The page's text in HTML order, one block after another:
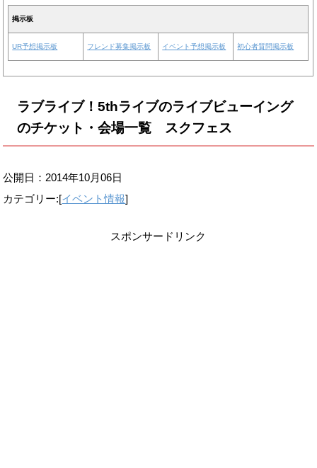
掲示板
UR予想掲示板 フレンド募集掲示板 イベント予想掲示板 初心者質問掲示板
ラブライブ！5thライブのライブビューイング
のチケット・会場一覧 スクフェス
公開日： 2014年10月06日
カテゴリー:[イベント情報]
スポンサードリンク